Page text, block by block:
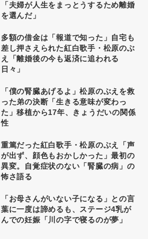
「夫婦が人生をまっとうするため離婚
を選んだ」
多額の借金は「報道で知った」自宅も
差し押さえられた紅白歌手・松原のぶ
え「離婚後の今も返済に追われる
日々」
「僕の腎臓あげるよ」松原のぶえを救
った弟の決断「生きる意味が変わっ
た」移植から17年、きょうだいの関係
性
重篤だった紅白歌手・松原のぶえ「声
が出ず、顔色もおかしかった」最初の
異変。自覚症状のない「腎臓の病」の
怖さ語る
「お母さんがいない子になる」との言
葉に一度は諦めるも、ステージ4乳が
んでの妊娠「川の字で寝るのが夢」